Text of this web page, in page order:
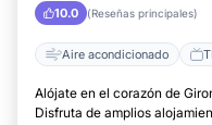
10.0 (Reseñas principales)
Aire acondicionado
Alójate en el corazón de
Disfruta de amplios